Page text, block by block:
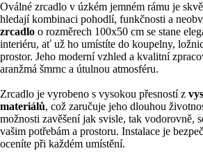
Oválné zrcadlo v úzkém jemném rámu je
hledají kombinaci pohodlí, funkčnosti a
zrcadlo o rozměrech 100x50 cm se stane
interiéru, ať už ho umístíte do koupelny,
prostor. Jeho moderní vzhled a kvalitní
aranžmá šmrnc a útulnou atmosféru.
Zrcadlo je vyrobeno s vysokou přesností z
materiálů, což zaručuje jeho dlouhou
možnosti zavěšení jak svisle, tak vodorovně,
vašim potřebám a prostoru. Instalace je
oceníte při každém umístění.